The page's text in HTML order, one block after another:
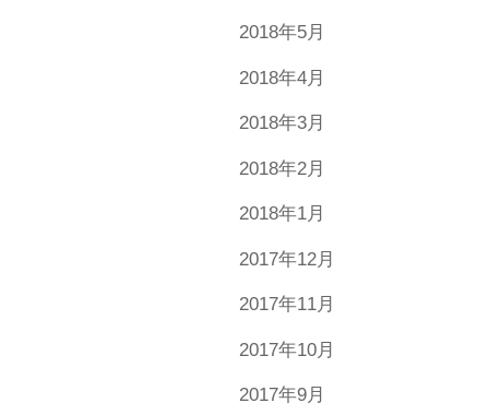
2018年5月
2018年4月
2018年3月
2018年2月
2018年1月
2017年12月
2017年11月
2017年10月
2017年9月